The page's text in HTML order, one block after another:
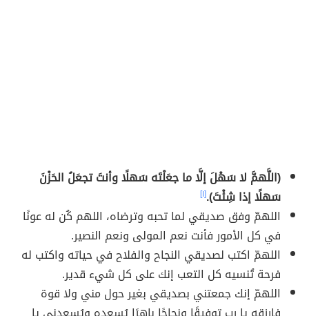
(اللَّهمَّ لا سَهْلَ إلَّا ما جعَلْتَه سَهلًا وأنتَ تجعَلُ الحَزْنَ
سَهلًا إذا شِئْتَ).[١]
اللهمّ وفق صديقي لما تحبه وترضاه، اللهم كُن له عونًا
في كل الأمور فأنت نعم المولى ونعم النصير.
اللهمّ اكتب لصديقي النجاح والفلاح في حياته واكتب له
فرحة تُنسيه كل التعب إنك على كل شيء قدير.
اللهمّ إنك جمعتني بصديقي بغير حول مني ولا قوة